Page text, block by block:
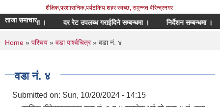
शैक्षिक,प्रशासनिक,पर्यटकिय शहर स्वच्छ, समुन्नत वीरेन्द्रनगर
ताजा समाचार
सम्बन्धमा । दर रेट उपलब्ध गराईदिने सम्बन्धमा । निर्देशन सम्बन्धमा ।
You are here
Home » परिचय » वडा पार्श्वचित्र» वडा नं. ४
वडा नं. ४
Submitted on: Sun, 10/20/2024 - 14:15